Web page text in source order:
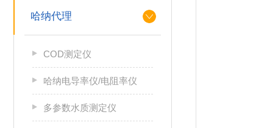
哈纳代理
COD测定仪
哈纳电导率仪/电阻率仪
多参数水质测定仪